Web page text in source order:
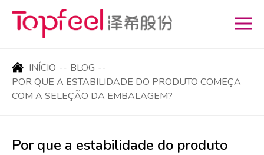
INÍCIO -- BLOG --
POR QUE A ESTABILIDADE DO PRODUTO COMEÇA
COM A SELEÇÃO DA EMBALAGEM?
Por que a estabilidade do produto